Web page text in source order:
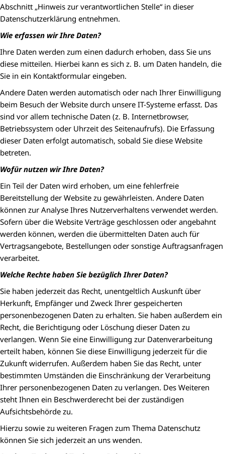
Abschnitt „Hinweis zur verantwortlichen Stelle“ in dieser
Datenschutzerklärung entnehmen.
Wie erfassen wir Ihre Daten?
Ihre Daten werden zum einen dadurch erhoben, dass Sie uns
diese mitteilen. Hierbei kann es sich z. B. um Daten handeln, die
Sie in ein Kontaktformular eingeben.
Andere Daten werden automatisch oder nach Ihrer Einwilligung
beim Besuch der Website durch unsere IT-Systeme erfasst. Das
sind vor allem technische Daten (z. B. Internetbrowser,
Betriebssystem oder Uhrzeit des Seitenaufrufs). Die Erfassung
dieser Daten erfolgt automatisch, sobald Sie diese Website
betreten.
Wofür nutzen wir Ihre Daten?
Ein Teil der Daten wird erhoben, um eine fehlerfreie
Bereitstellung der Website zu gewährleisten. Andere Daten
können zur Analyse Ihres Nutzerverhaltens verwendet werden.
Sofern über die Website Verträge geschlossen oder angebahnt
werden können, werden die übermittelten Daten auch für
Vertragsangebote, Bestellungen oder sonstige Auftragsanfragen
verarbeitet.
Welche Rechte haben Sie bezüglich Ihrer Daten?
Sie haben jederzeit das Recht, unentgeltlich Auskunft über
Herkunft, Empfänger und Zweck Ihrer gespeicherten
personenbezogenen Daten zu erhalten. Sie haben außerdem ein
Recht, die Berichtigung oder Löschung dieser Daten zu
verlangen. Wenn Sie eine Einwilligung zur Datenverarbeitung
erteilt haben, können Sie diese Einwilligung jederzeit für die
Zukunft widerrufen. Außerdem haben Sie das Recht, unter
bestimmten Umständen die Einschränkung der Verarbeitung
Ihrer personenbezogenen Daten zu verlangen. Des Weiteren
steht Ihnen ein Beschwerderecht bei der zuständigen
Aufsichtsbehörde zu.
Hierzu sowie zu weiteren Fragen zum Thema Datenschutz
können Sie sich jederzeit an uns wenden.